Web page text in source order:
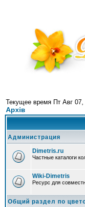
Текущее время Пт Авг 07,
Архів
Администрация
Dimetris.ru
Частные каталоги
Wiki-Dimetris
Ресурс для
Общий раздел по